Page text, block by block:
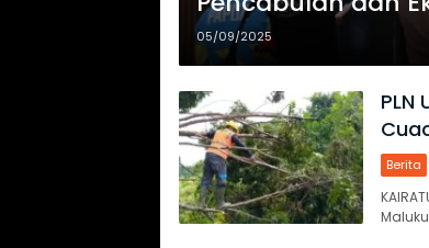
05/09/2025
PLN
Berita